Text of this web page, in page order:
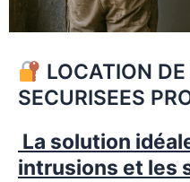
LOCATION
SECURISEES
La solution
intrusions et les